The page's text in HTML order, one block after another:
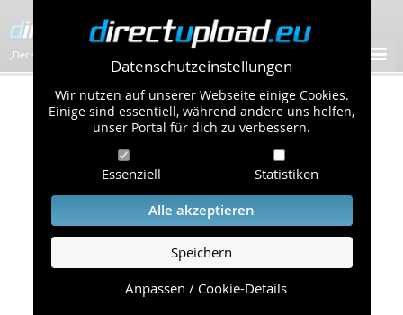
Datenschutzeinstellungen
Wir nutzen auf unserer Webseite einige Cookies.
Einige sind essentiell, während andere uns helfen,
unser Portal für dich zu verbessern.
Essenziell Statistiken
Alle akzeptieren
Speichern
Anpassen / Cookie-Details
„Der schnellste Bilder-Hoster im Web!”
Kontakt & Support
Um eine schnelle und unkomplizierte
Bearbeitung Ihres Problems zu gewährleisten,
bitten wir Sie,
folgende Punkte zu beachten und einzuhalten.
Die schnellste Hilfe finden Sie auf unserer
Seite, die die häufig gestellten Fragen